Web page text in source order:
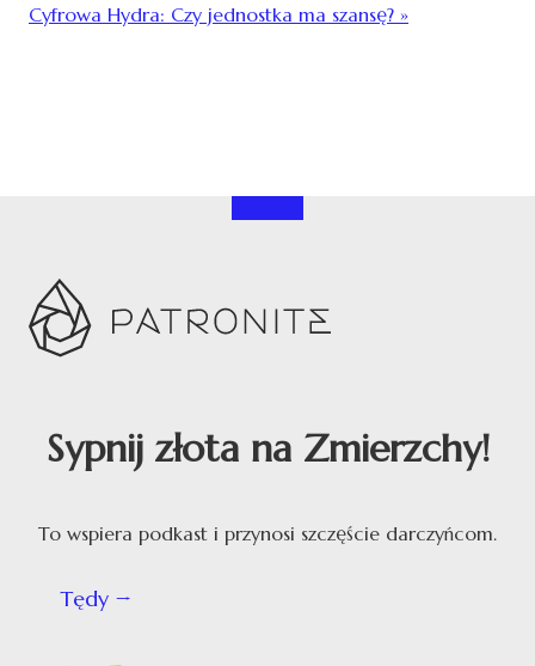
Cyfrowa Hydra: Czy jednostka ma szansę? »
Sypnij złota na Zmierzchy!
To wspiera podkast i przynosi szczęście darczyńcom.
Tędy